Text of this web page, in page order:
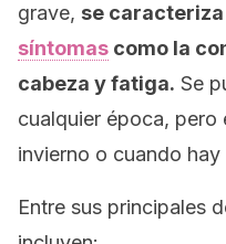
grave, se
síntomas como la
cabeza y fatiga. Se
cualquier época, pero
invierno o cuando
Entre sus principales